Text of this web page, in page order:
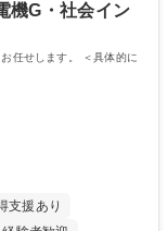
コーポレート部門）
機G・社会イン
任せします。 ＜具体的に
支援あり